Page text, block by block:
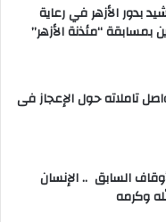
بدور الأزهر في رعاية
بمسابقة “مئذنة الأزهر”
تاملاته حول الإعجاز فى
السابق .. الإنسان
وكرمه